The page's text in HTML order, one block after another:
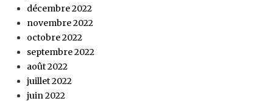
décembre 2022
novembre 2022
octobre 2022
septembre 2022
août 2022
juillet 2022
juin 2022